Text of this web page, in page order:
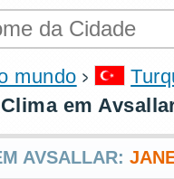
mundo
Clima em
AVSALLAR: